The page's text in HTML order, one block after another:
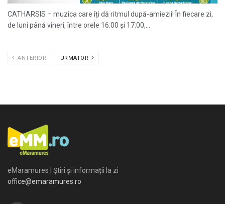
CATHARSIS – muzica care îți dă ritmul după-amiezii! În fiecare zi,
de luni până vineri, între orele 16:00 și 17:00,...
ANTERIOR URMATOR
eMaramures | Știri și informații la zi
office@emaramures.ro